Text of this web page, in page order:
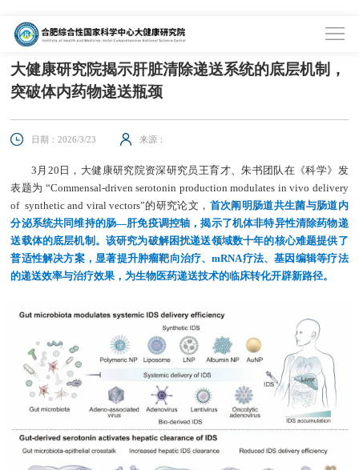
大健康研究院揭示肝脏清除递送系统的底层机制，
突破体内药物递送瓶颈
日期：2026/3/23 来源：
3月20日，大健康研究院资深研究员王育才、朱书团队在《科学》发
表题为 “Commensal-driven serotonin production modulates in vivo delivery
of synthetic and viral vectors”的研究论文， 首次阐明肠道共生菌与肠道内
分泌系统共同维持的肠—肝免疫调控轴，揭示了机体非特异性清除药物递
送载体的底层机制。该研究为破解困扰递送领域数十年的核心难题提供了
普适性解决方案，显著提升肿瘤靶向治疗、mRNA疗法、基因编辑等疗法
的递送效率与治疗效果，为生物医药递送技术的临床转化开辟新路径。